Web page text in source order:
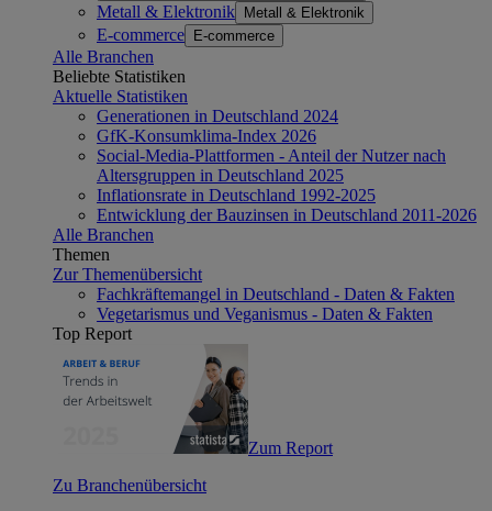
Metall & Elektronik Metall & Elektronik
E-commerce E-commerce
Alle Branchen
Beliebte Statistiken
Aktuelle Statistiken
Generationen in Deutschland 2024
GfK-Konsumklima-Index 2026
Social-Media-Plattformen - Anteil der Nutzer nach
Altersgruppen in Deutschland 2025
Inflationsrate in Deutschland 1992-2025
Entwicklung der Bauzinsen in Deutschland 2011-2026
Alle Branchen
Themen
Zur Themenübersicht
Fachkräftemangel in Deutschland - Daten & Fakten
Vegetarismus und Veganismus - Daten & Fakten
Top Report
Zum Report
Zu Branchenübersicht